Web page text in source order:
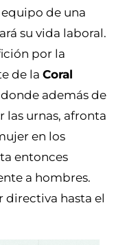
de una
su vida laboral.
por la
de la Coral
donde además de
las urnas, afronta
en los
entonces
a hombres.
directiva hasta el